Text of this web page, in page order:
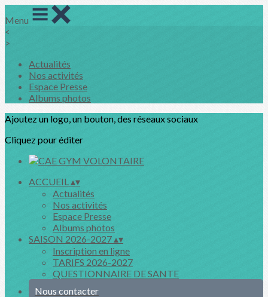
Menu
<
>
Actualités
Nos activités
Espace Presse
Albums photos
Ajoutez un logo, un bouton, des réseaux sociaux
Cliquez pour éditer
ACCUEIL▴▾
Actualités
Nos activités
Espace Presse
Albums photos
SAISON 2026-2027▴▾
Inscription en ligne
TARIFS 2026-2027
QUESTIONNAIRE DE SANTE
Nous contacter